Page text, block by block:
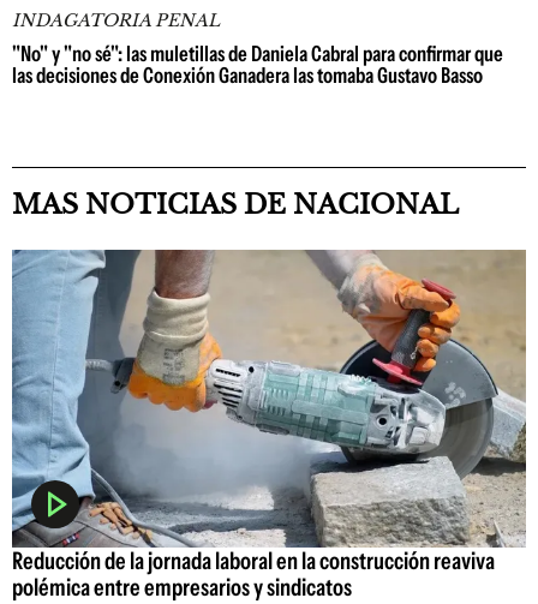
INDAGATORIA PENAL
"No" y "no sé": las muletillas de Daniela Cabral para confirmar que
las decisiones de Conexión Ganadera las tomaba Gustavo Basso
MAS NOTICIAS DE NACIONAL
Reducción de la jornada laboral en la construcción reaviva
polémica entre empresarios y sindicatos